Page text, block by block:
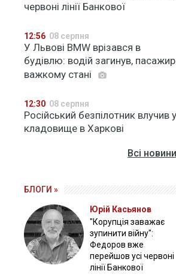
червоні лінії Банкової
12:56 08 серпня
У Львові BMW врізався в
будівлю: водій загинув,
важкому стані
12:30 08 серпня
Російський безпілотник влучив у
кладовище в Харкові
Всі
БЛОГИ »
Юрій Касьянов
"Корупція заважає
зупинити війну":
Федоров вже
перейшов усі червоні
лінії Банкової